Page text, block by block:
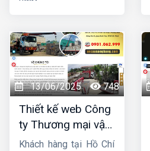
13/06/2025 748
Thiết kế web Công
ty Thương mại vận
tải Song Bằng
Khách hàng tại Hồ Chí